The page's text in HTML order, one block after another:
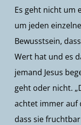
Es geht nicht um
um jeden
Bewusstsein,
Wert hat und es
jemand Jesus
geht oder nicht.
achtet immer auf
dass sie fruchtbar